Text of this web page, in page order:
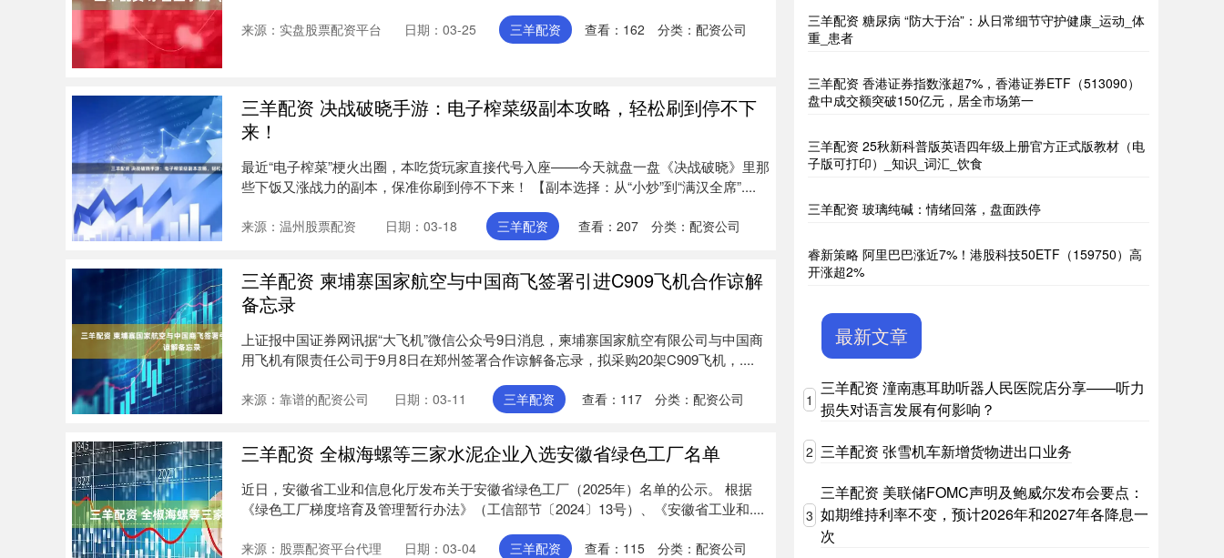
来源：实盘股票配资平台 日期：03-25 三羊配资 查看： 162 分类：配资公司
三羊配资 决战破晓手游：电子榨菜级副本攻略，轻松刷到停不下
来！
最近“电子榨菜”梗火出圈，本吃货玩家直接代号入座——今天就盘一盘《决战破晓》里那
些下饭又涨战力的副本，保准你刷到停不下来！ 【副本选择：从“小炒”到“满汉全席”....
来源：温州股票配资 日期：03-18 三羊配资 查看：207 分类：配资公司
三羊配资 柬埔寨国家航空与中国商飞签署引进C909飞机合作谅解
备忘录
上证报中国证券网讯据“大飞机”微信公众号9日消息，柬埔寨国家航空有限公司与中国商
用飞机有限责任公司于9月8日在郑州签署合作谅解备忘录，拟采购20架C909飞机，....
来源：靠谱的配资公司 日期：03-11 三羊配资 查看： 117 分类： 配资公司
三羊配资 全椒海螺等三家水泥企业入选安徽省绿色工厂名单
近日，安徽省工业和信息化厅发布关于安徽省绿色工厂（2025年）名单的公示。 根据
《绿色工厂梯度培育及管理暂行办法》（工信部节〔2024〕13号）、《安徽省工业和....
来源：股票配资平台代理 日期：03-04 三羊配资 查看： 115 分类：配资公司
三羊配资 糖尿病 “防大于治”：从日常细节守护健康_运动_体
重_患者
三羊配资 香港证券指数涨超7%，香港证券ETF（513090）
盘中成交额突破150亿元，居全市场第一
三羊配资 25秋新科普版英语四年级上册官方正式版教材（电
子版可打印）_知识_词汇_饮食
三羊配资 玻璃纯碱：情绪回落，盘面跌停
睿新策略 阿里巴巴涨近7%！港股科技50ETF（159750）高
开涨超2%
最新文章
1
三羊配资 潼南惠耳助听器人民医院店分享——听力
损失对语言发展有何影响？
2 三羊配资 张雪机车新增货物进出口业务
3
三羊配资 美联储FOMC声明及鲍威尔发布会要点：
如期维持利率不变，预计2026年和2027年各降息一
次